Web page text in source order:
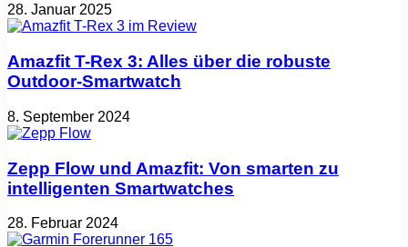
28. Januar 2025
Amazfit T-Rex 3: Alles über die robuste
Outdoor-Smartwatch
8. September 2024
Zepp Flow und Amazfit: Von smarten zu
intelligenten Smartwatches
28. Februar 2024